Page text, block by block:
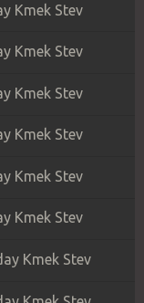
Kmek Stev
Kmek Stev
Kmek Stev
Kmek Stev
Kmek Stev
Kmek Stev
Kmek Stev